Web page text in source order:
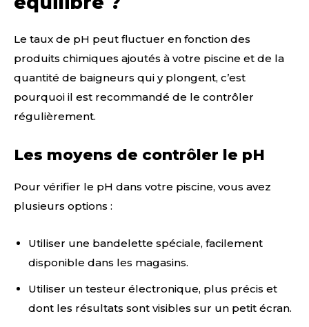
Le taux de pH peut fluctuer en fonction des
produits chimiques ajoutés à votre piscine et de la
quantité de baigneurs qui y plongent, c’est
pourquoi il est recommandé de le contrôler
régulièrement.
Les moyens de contrôler le pH
Pour vérifier le pH dans votre piscine, vous avez
plusieurs options :
Utiliser une bandelette spéciale, facilement
disponible dans les magasins.
Utiliser un testeur électronique, plus précis et
dont les résultats sont visibles sur un petit écran.